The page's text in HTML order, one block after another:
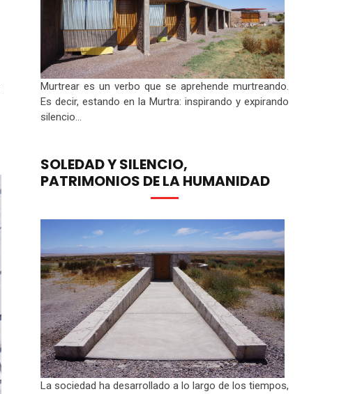
Murtrear es un verbo que se aprehende murtreando.
Es decir, estando en la Murtra: inspirando y expirando
silencio...
SOLEDAD Y SILENCIO,
PATRIMONIOS DE LA HUMANIDAD
La sociedad ha desarrollado a lo largo de los tiempos,